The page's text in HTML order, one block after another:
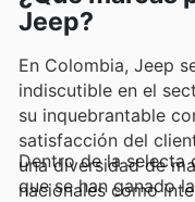
Jeep?
En Colombia, Jeep
indiscutible en el
su inquebrantable
satisfacción del
una diversidad de
nacionales como
Dentro de la selecta
que se han ganado